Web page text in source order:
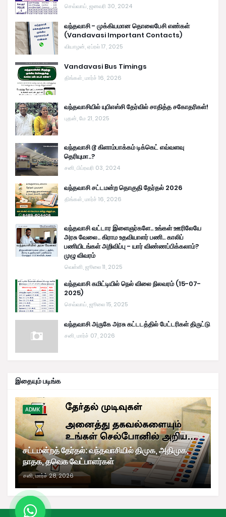
செவ்வாய், ஜனவரி 30, 2024
வந்தவாசி - முக்கியமான தொலைபேசி எண்கள்
(Vandavasi Important Contacts)
வியாழன், ஏப்ரல் 17, 2025
Vandavasi Bus Timings
திங்கள், மார்ச் 16, 2026
வந்தவாசியில் யுபிஎஸ்சி தேர்வில் சாதித்த சகோதரிகள்!
புதன், மே 21, 2025
வந்தவாசி டூ கிளாம்பாக்கம் டிக்கெட் எவ்வளவு
தெரியுமா..?
சனி, பிப்ரவரி 03, 2024
வந்தவாசி சட்டமன்ற தொகுதி தேர்தல் 2026
திங்கள், மார்ச் 16, 2026
வந்தவாசி வட்டார இளைஞர்களே.. உங்கள் ஊரிலேயே
அரசு வேலை.. கிராம உதவியாளர் பணி.. காலிப்
பணியிடங்கள் அறிவிப்பு - யார் விண்ணப்பிக்கலாம்?
முழு விவரம்
வெள்ளி, ஜூலை 11, 2025
வந்தவாசி கமிட்டியில் நெல் விலை நிலவரம் (15-07-
2025)
செவ்வாய், ஜூலை 15, 2025
வந்தவாசி அருகே அரசு கட்டடத்தில் பேட்டரிகள் திருட்டு
சனி, மார்ச் 07, 2026
இதையும் படிங்க
ADMK
சட்டமன்றத் தேர்தல்: வந்தவாசியில் திமுக, அதிமுக,
நாதக, தவெக வேட்பாளர்கள்
சனி, மார்ச் 28, 2026